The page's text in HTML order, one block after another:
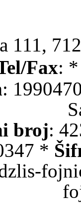
111,
Fax:
:
broj:
*